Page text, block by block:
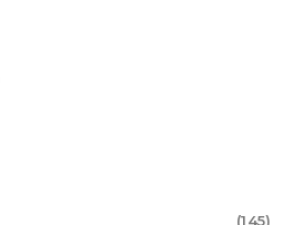
(145)